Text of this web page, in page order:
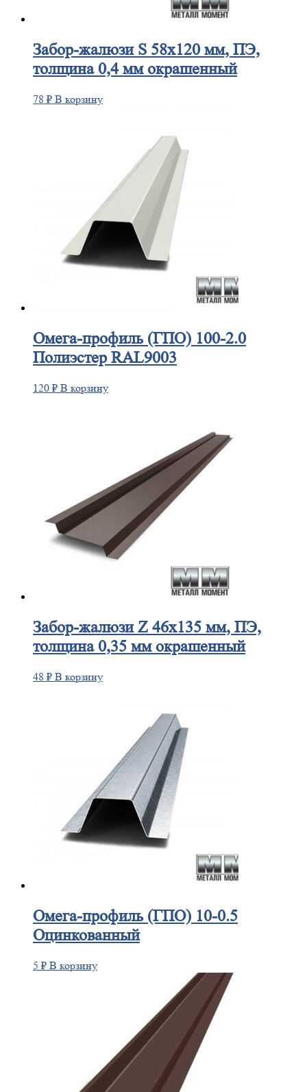
Забор-жалюзиS 58х120 мм, ПЭ,
толщина 0,4 мм окрашенный
78 ₽ В корзину
Омега-профиль(ГПО) 100-2.0
Полиэстер RAL9003
120 ₽ В корзину
Забор-жалюзиZ 46х135 мм, ПЭ,
толщина 0,35 мм окрашенный
48 ₽ В корзину
Омега-профиль(ГПО) 10-0.5
Оцинкованный
5 ₽ В корзину